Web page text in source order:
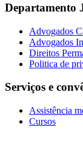
Departamento
Advogados
Advogados
Direitos
Politica de
Serviços e
Assistência
Cursos